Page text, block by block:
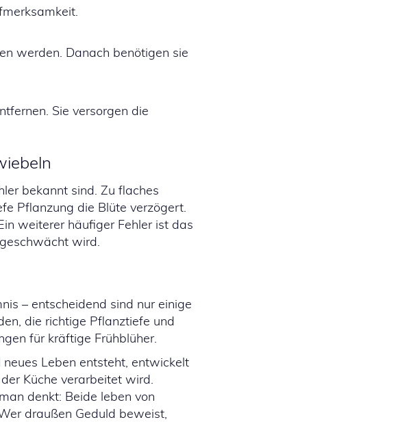
werden. Danach benötigen sie
Sie versorgen die
bekannt sind. Zu flaches
Pflanzung die Blüte verzögert.
weiterer häufiger Fehler ist das
wird.
– entscheidend sind nur einige
die richtige Pflanztiefe und
für kräftige Frühblüher.
Leben entsteht, entwickelt
Küche verarbeitet wird.
denkt: Beide leben von
draußen Geduld beweist,